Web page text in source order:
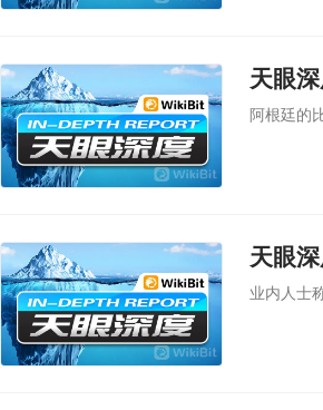
天眼
阿根廷的
天眼
业内人士